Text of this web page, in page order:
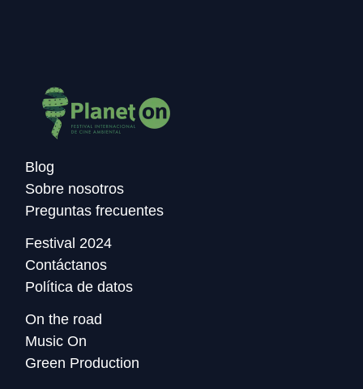
Blog
Sobre nosotros
Preguntas frecuentes
Festival 2024
Contáctanos
Política de datos
On the road
Music On
Green Production